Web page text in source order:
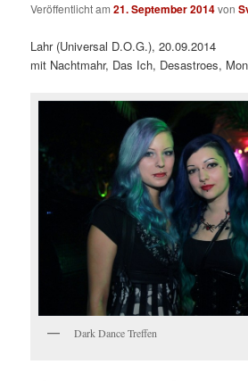
Veröffentlicht am21. September 2014von
Lahr (Universal D.O.G.), 20.09.2014
mit Nachtmahr, Das Ich, Desastroes,
Dark Dance Treffen